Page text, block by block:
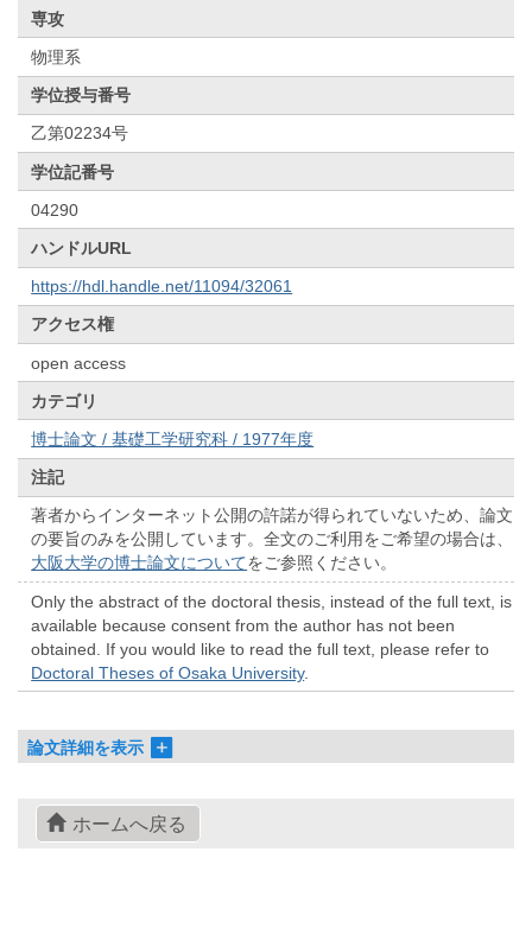
専攻
物理系
学位授与番号
乙第02234号
学位記番号
04290
ハンドルURL
https://hdl.handle.net/11094/32061
アクセス権
open access
カテゴリ
博士論文 / 基礎工学研究科 / 1977年度
注記
著者からインターネット公開の許諾が得られていないため、論文
の要旨のみを公開しています。全文のご利用をご希望の場合は、
大阪大学の博士論文についてをご参照ください。
Only the abstract of the doctoral thesis, instead of the full text, is
available because consent from the author has not been
obtained. If you would like to read the full text, please refer to
Doctoral Theses of Osaka University.
論文詳細を表示
ホームへ戻る